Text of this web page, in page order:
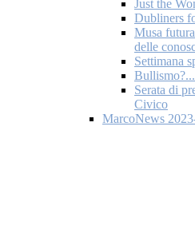
Just the
Dubliners
Musa
delle
Settimana
Serata di
Civico
MarcoNews